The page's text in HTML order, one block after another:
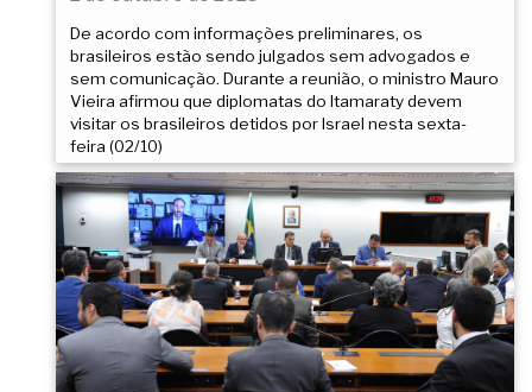
De acordo com informações preliminares, os
brasileiros estão sendo julgados sem advogados e
sem comunicação. Durante a reunião, o ministro Mauro
Vieira afirmou que diplomatas do Itamaraty devem
visitar os brasileiros detidos por Israel nesta sexta-
feira (02/10)